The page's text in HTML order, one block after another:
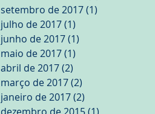
setembro de 2017(1)
julho de 2017(1)
junho de 2017(1)
maio de 2017(1)
abril de 2017(2)
março de 2017(2)
janeiro de 2017(2)
dezembro de 2015(1)